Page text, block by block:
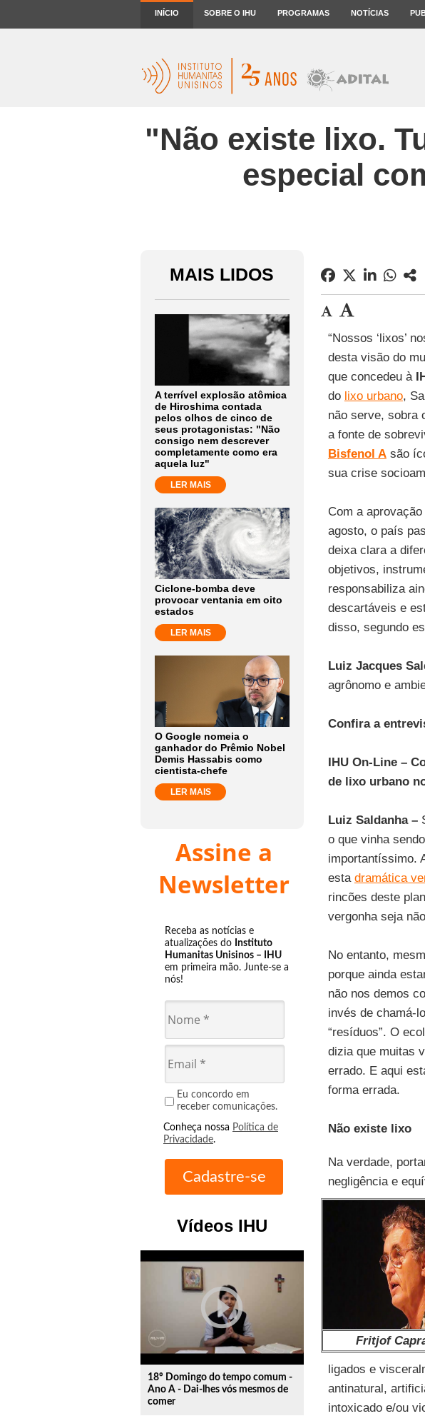
INÍCIO SOBRE O IHU PROGRAMAS NOTÍCIAS
"Não existe lixo.
especial
MAIS LIDOS
A terrível explosão atômica
de Hiroshima contada
pelos olhos de cinco de
seus protagonistas: "Não
consigo nem descrever
completamente como era
aquela luz"
LER MAIS
Ciclone-bomba deve
provocar ventania em oito
estados
LER MAIS
O Google nomeia o
ganhador do Prêmio Nobel
Demis Hassabis como
cientista-chefe
LER MAIS
Assine a
Newsletter
Receba as notícias e
atualizações do Instituto
Humanitas Unisinos – IHU
em primeira mão. Junte-se a
nós!
Eu concordo em
receber comunicações.
Conheça nossa Política de
Privacidade.
Vídeos IHU
play_circle_outline
18º Domingo do tempo comum -
Ano A - Dai-lhes vós mesmos de
comer
“Nossos ‘lixos’
desta visão do
que concedeu à
do lixo urbano,
não serve, sobra
a fonte de
Bisfenol Asão
sua crise
Com a
agosto, o país
deixa clara a
objetivos,
responsabiliza
descartáveis e
disso, segundo
Luiz Jacques
agrônomo e
Confira a
IHU On-Line –
de lixo urbano
Luiz Saldanha –
o que vinha
importantíssimo.
esta dramática
rincões deste
vergonha seja
No entanto,
porque ainda
não nos demos
invés de chamá-
“resíduos”. O
dizia que muitas
errado. E aqui
forma errada.
Não existe lixo
Na verdade,
negligência e
Fritjof
ligados e
antinatural,
intoxicado e/ou